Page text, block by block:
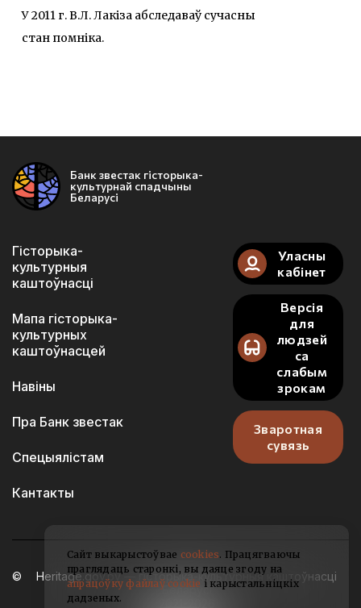
У 2011 г. В.Л. Лакіза абследаваў сучасны
стан помніка.
Банк звестак гісторыка-
культурнай спадчыны
Беларусі
Гісторыка-
культурныя
каштоўнасці
Мапа гісторыка-
культурных
каштоўнасцей
Навіны
Пра Банк звестак
Спецыялістам
Кантакты
Уласны
кабінет
Версія
для
людзей
са
слабым
зрокам
Зваротная
сувязь
Heritage.gov.by — гісторыка-культурныя каштоўнасці
Беларусі
Сайт выкарыстоўвае cookies. Працягваючы
праглядаць старонкі, вы даяце згоду на
апрацоўку файлаў cookie і карыстальніцкіх
дадзеных.